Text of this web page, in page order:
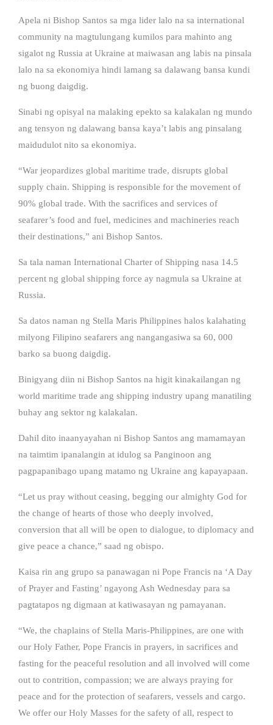
Apela ni Bishop Santos sa mga lider lalo na sa international
community na magtulungang kumilos para mahinto ang
sigalot ng Russia at Ukraine at maiwasan ang labis na pinsala
lalo na sa ekonomiya hindi lamang sa dalawang bansa kundi
ng buong daigdig.
Sinabi ng opisyal na malaking epekto sa kalakalan ng mundo
ang tensyon ng dalawang bansa kaya’t labis ang pinsalang
maidudulot nito sa ekonomiya.
“War jeopardizes global maritime trade, disrupts global
supply chain. Shipping is responsible for the movement of
90% global trade. With the sacrifices and services of
seafarer’s food and fuel, medicines and machineries reach
their destinations,” ani Bishop Santos.
Sa tala naman International Charter of Shipping nasa 14.5
percent ng global shipping force ay nagmula sa Ukraine at
Russia.
Sa datos naman ng Stella Maris Philippines halos kalahating
milyong Filipino seafarers ang nangangasiwa sa 60, 000
barko sa buong daigdig.
Binigyang diin ni Bishop Santos na higit kinakailangan ng
world maritime trade ang shipping industry upang manatiling
buhay ang sektor ng kalakalan.
Dahil dito inaanyayahan ni Bishop Santos ang mamamayan
na taimtim ipanalangin at idulog sa Panginoon ang
pagpapanibago upang matamo ng Ukraine ang kapayapaan.
“Let us pray without ceasing, begging our almighty God for
the change of hearts of those who deeply involved,
conversion that all will be open to dialogue, to diplomacy and
give peace a chance,” saad ng obispo.
Kaisa rin ang grupo sa panawagan ni Pope Francis na ‘A Day
of Prayer and Fasting’ ngayong Ash Wednesday para sa
pagtatapos ng digmaan at katiwasayan ng pamayanan.
“We, the chaplains of Stella Maris-Philippines, are one with
our Holy Father, Pope Francis in prayers, in sacrifices and
fasting for the peaceful resolution and all involved will come
out to contrition, compassion; we are always praying for
peace and for the protection of seafarers, vessels and cargo.
We offer our Holy Masses for the safety of all, respect to